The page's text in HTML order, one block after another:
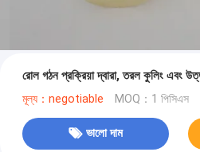
রোল গঠন প্রক্রিয়া দ্বারা, তরল কুলিং এবং
মূল্য：negotiable MOQ：1 পিসিএস
ভালো দাম